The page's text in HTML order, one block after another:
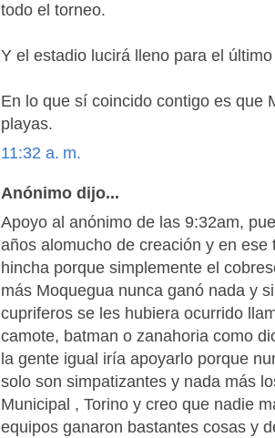
todo el torneo.
Y el estadio lucirá lleno para el
En lo que sí coincido contigo es que
playas.
11:32 a. m.
Anónimo dijo...
Apoyo al anónimo de las 9:32am,
años alomucho de creación y en
hincha porque simplemente el
más Moquegua nunca ganó nada y
cupriferos se les hubiera ocurrido
camote, batman o zanahoria como
la gente igual iría apoyarlo porque
solo son simpatizantes y nada más
Municipal , Torino y creo que nadie
equipos ganaron bastantes cosas y